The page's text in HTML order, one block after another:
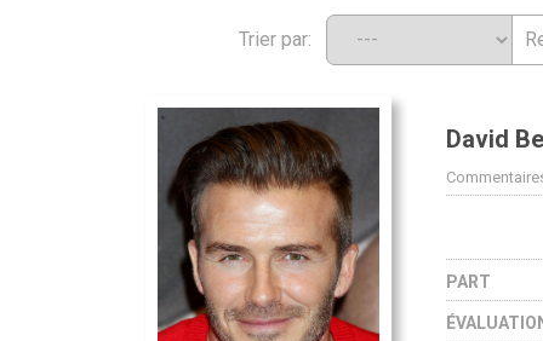
Trier par:
David
PART